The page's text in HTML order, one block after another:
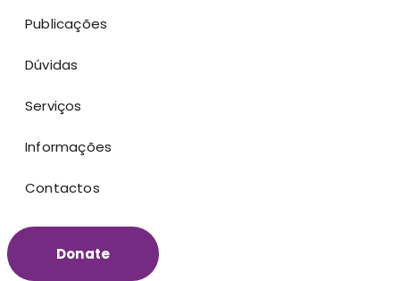
Publicações
Dúvidas
Serviços
Informações
Contactos
Donate